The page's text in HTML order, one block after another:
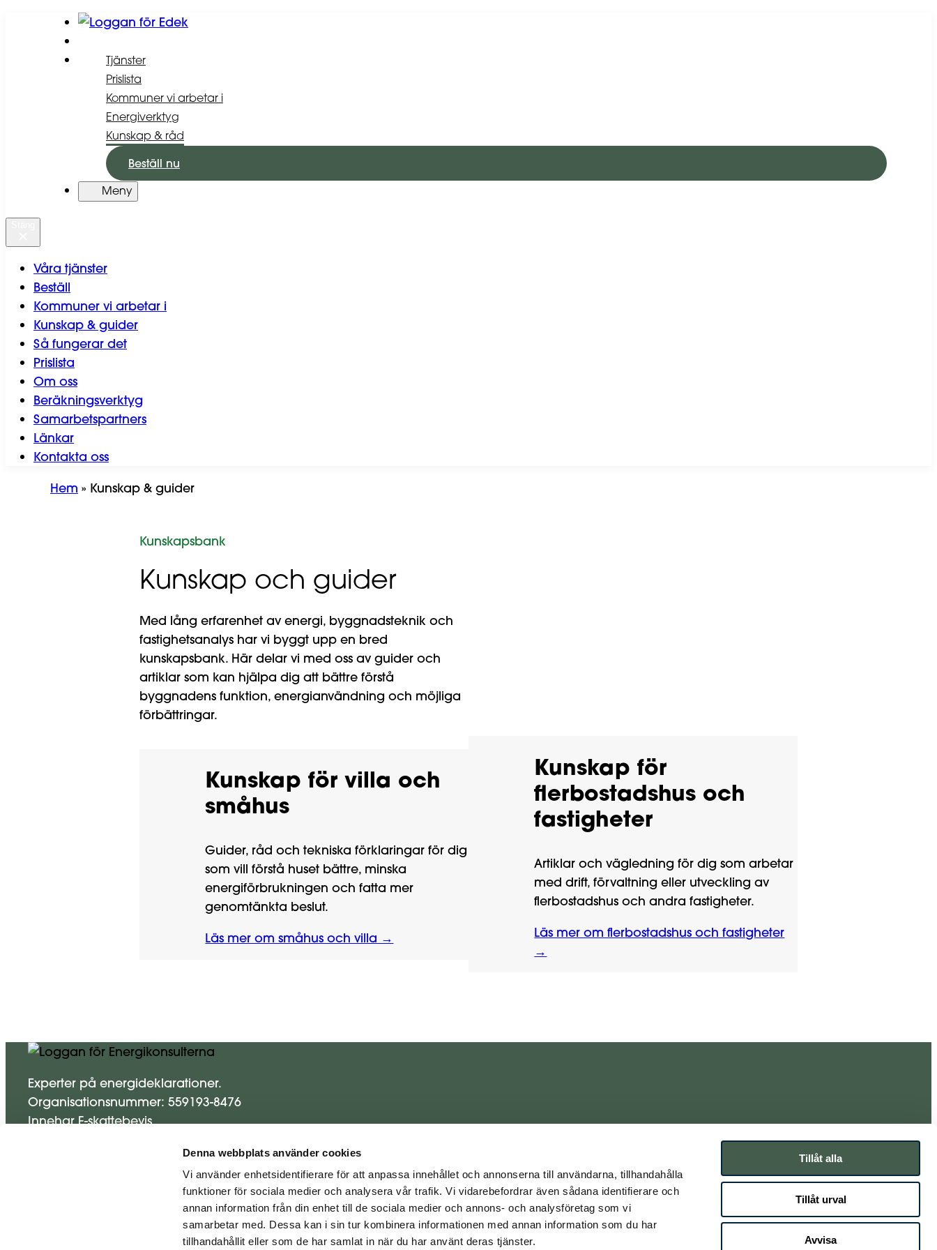
Denna webbplats använder cookies
Vi använder enhetsidentifierare för att anpassa innehållet och annonserna till användarna, tillhandahålla
funktioner för sociala medier och analysera vår trafik. Vi vidarebefordrar även sådana identifierare och
annan information från din enhet till de sociala medier och annons- och analysföretag som vi
samarbetar med. Dessa kan i sin tur kombinera informationen med annan information som du har
tillhandahållit eller som de har samlat in när du har använt deras tjänster.
Tillåt alla
Tillåt urval
Avvisa
Tjänster
Prislista
Kommuner vi arbetar i
Energiverktyg
Kunskap & råd
Beställ nu
Meny
Våra tjänster
Beställ
Kommuner vi arbetar i
Kunskap & guider
Så fungerar det
Prislista
Om oss
Beräkningsverktyg
Samarbetspartners
Länkar
Kontakta oss
Hem » Kunskap & guider
Kunskapsbank
Kunskap och guider
Med lång erfarenhet av energi, byggnadsteknik och
fastighetsanalys har vi byggt upp en bred
kunskapsbank. Här delar vi med oss av guider och
artiklar som kan hjälpa dig att bättre förstå
byggnadens funktion, energianvändning och möjliga
förbättringar.
Kunskap för villa och
småhus
Guider, råd och tekniska förklaringar för dig
som vill förstå huset bättre, minska
energiförbrukningen och fatta mer
genomtänkta beslut.
Läs mer om småhus och villa →
Kunskap för
flerbostadshus och
fastigheter
Artiklar och vägledning för dig som arbetar
med drift, förvaltning eller utveckling av
flerbostadshus och andra fastigheter.
Läs mer om flerbostadshus och fastigheter
→
Experter på energideklarationer.
Organisationsnummer: 559193-8476
Innehar F-skattebevis